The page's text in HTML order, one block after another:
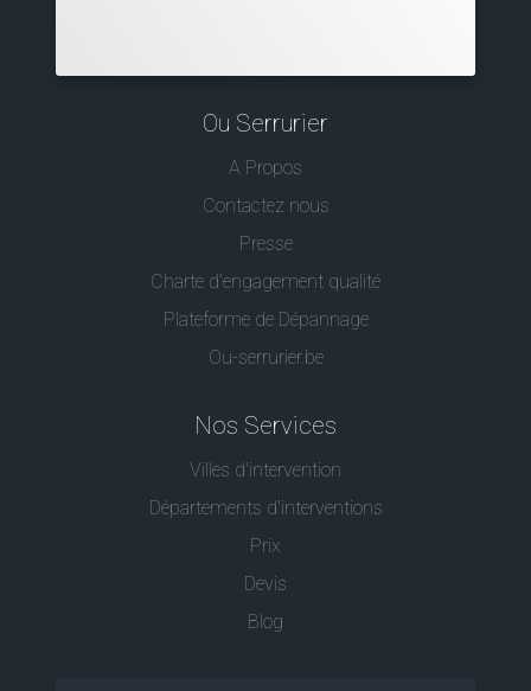
Ou Serrurier
A Propos
Contactez nous
Presse
Charte d’engagement qualité
Plateforme de Dépannage
Ou-serrurier.be
Nos Services
Villes d'intervention
Départements d'interventions
Prix
Devis
Blog